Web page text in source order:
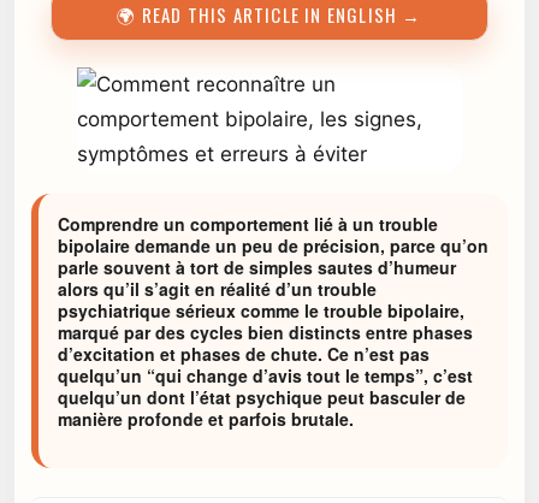
🌍 READ THIS ARTICLE IN ENGLISH →
Comprendre un comportement lié à un trouble
bipolaire demande un peu de précision, parce qu’on
parle souvent à tort de simples sautes d’humeur
alors qu’il s’agit en réalité d’un trouble
psychiatrique sérieux comme le trouble bipolaire,
marqué par des cycles bien distincts entre phases
d’excitation et phases de chute. Ce n’est pas
quelqu’un “qui change d’avis tout le temps”, c’est
quelqu’un dont l’état psychique peut basculer de
manière profonde et parfois brutale.